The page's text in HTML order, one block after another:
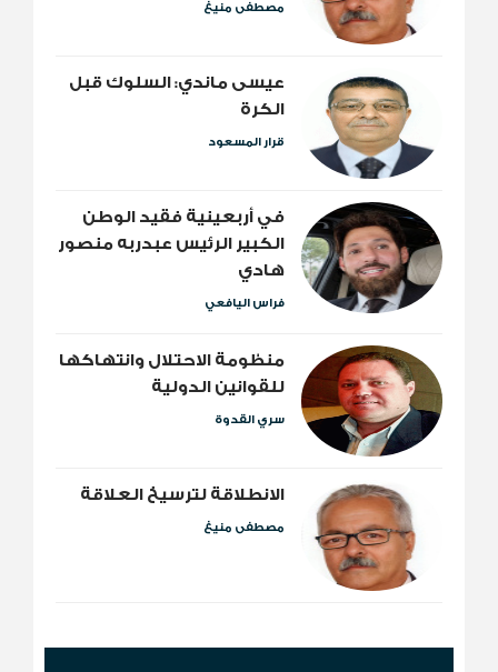
مصطفى منيغ
عيسى ماندي: السلوك قبل
الكرة
قرار المسعود
​في أربعينية فقيد الوطن
الكبير الرئيس عبدربه منصور
هادي
فراس اليافعي
منظومة الاحتلال وانتهاكها
للقوانين الدولية
سري القدوة
الانطلاقة لترسيخ العلاقة
مصطفى منيغ